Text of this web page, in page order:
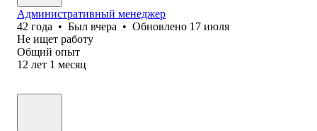
Административный менеджер
42 года • Был вчера • Обновлено 17 июля
Не ищет работу
Общий опыт
12 лет 1 месяц